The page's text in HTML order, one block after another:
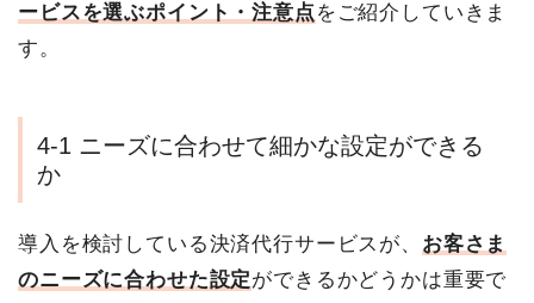
ービスを選ぶポイント・注意点 をご紹介していきま
す。
4-1 ニーズに合わせて細かな設定ができる
か
導入を検討している決済代行サービスが、 お客さま
のニーズに合わせた設定ができるかどうかは重要で